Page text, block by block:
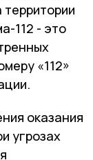
112 - это
«112»
оказания
угрозах